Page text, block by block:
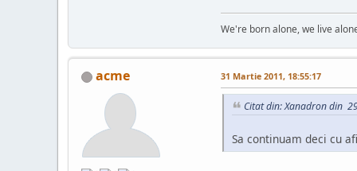
We're born alone, we live
acme 31 Martie 2011, 18:55:17
Citat din: Xanadron din
Sa continuam deci cu